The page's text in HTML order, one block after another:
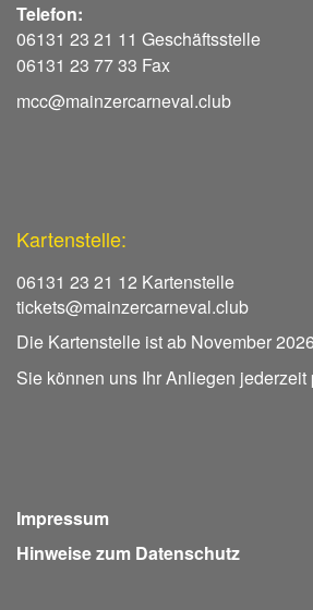
Telefon:
06131 23 21 11 Geschäftsstelle
06131 23 77 33 Fax
mcc@mainzercarneval.club
Kartenstelle:
06131 23 21 12 Kartenstelle
tickets@mainzercarneval.club
Die Kartenstelle ist ab November
Sie können uns Ihr Anliegen
Impressum
Hinweise zum Datenschutz